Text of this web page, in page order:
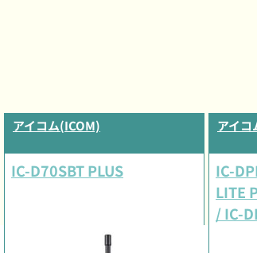
アイコム(ICOM)
IC-D70SBT PLUS
アイコ
IC-
LITE
/ IC-